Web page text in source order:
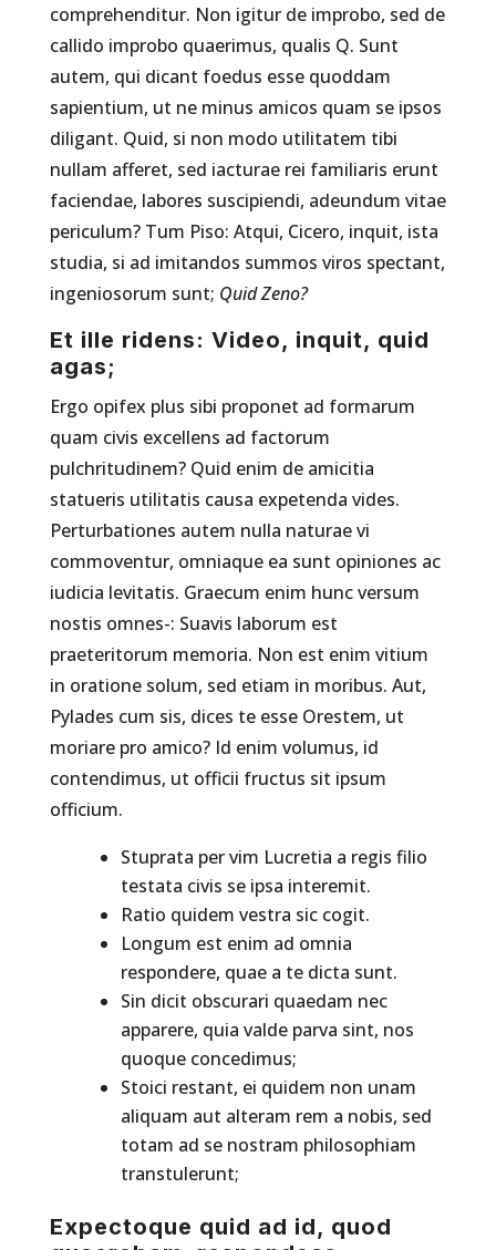
comprehenditur. Non igitur de improbo, sed de
callido improbo quaerimus, qualis Q. Sunt
autem, qui dicant foedus esse quoddam
sapientium, ut ne minus amicos quam se ipsos
diligant. Quid, si non modo utilitatem tibi
nullam afferet, sed iacturae rei familiaris erunt
faciendae, labores suscipiendi, adeundum vitae
periculum? Tum Piso: Atqui, Cicero, inquit, ista
studia, si ad imitandos summos viros spectant,
ingeniosorum sunt; Quid Zeno?
Et ille ridens: Video, inquit, quid
agas;
Ergo opifex plus sibi proponet ad formarum
quam civis excellens ad factorum
pulchritudinem? Quid enim de amicitia
statueris utilitatis causa expetenda vides.
Perturbationes autem nulla naturae vi
commoventur, omniaque ea sunt opiniones ac
iudicia levitatis. Graecum enim hunc versum
nostis omnes-: Suavis laborum est
praeteritorum memoria. Non est enim vitium
in oratione solum, sed etiam in moribus. Aut,
Pylades cum sis, dices te esse Orestem, ut
moriare pro amico? Id enim volumus, id
contendimus, ut officii fructus sit ipsum
officium.
Stuprata per vim Lucretia a regis filio
testata civis se ipsa interemit.
Ratio quidem vestra sic cogit.
Longum est enim ad omnia
respondere, quae a te dicta sunt.
Sin dicit obscurari quaedam nec
apparere, quia valde parva sint, nos
quoque concedimus;
Stoici restant, ei quidem non unam
aliquam aut alteram rem a nobis, sed
totam ad se nostram philosophiam
transtulerunt;
Expectoque quid ad id, quod